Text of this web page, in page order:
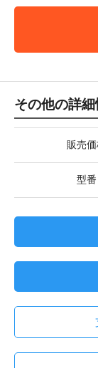
その他の詳細
販売
型番